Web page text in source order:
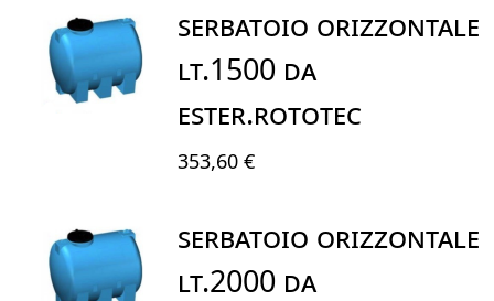
SERBATOIO ORIZZONTALE
LT.1500 DA
ESTER.ROTOTEC
353,60 €
SERBATOIO ORIZZONTALE
LT.2000 DA